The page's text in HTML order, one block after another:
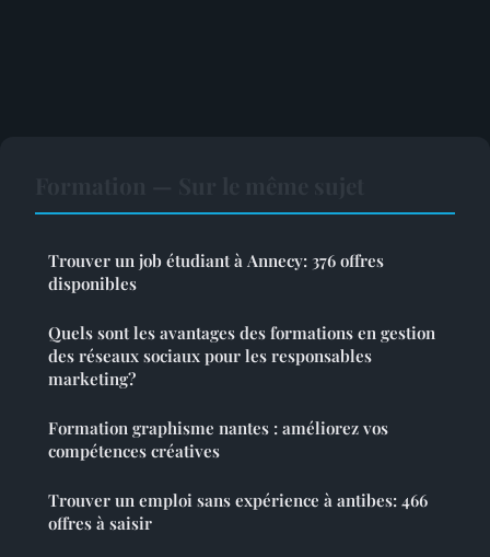
Trouver un job étudiant à Annecy: 376 offres
disponibles
Quels sont les avantages des formations en gestion
des réseaux sociaux pour les responsables
marketing?
Formation graphisme nantes : améliorez vos
compétences créatives
Trouver un emploi sans expérience à antibes: 466
offres à saisir